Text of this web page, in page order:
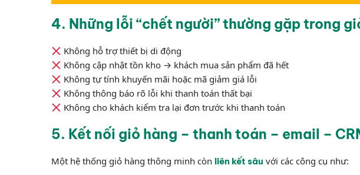
4. Những lỗi “chết người” thường gặp trong
Không hỗ trợ thiết bị di động
Không cập nhật tồn kho → khách mua sản phẩm đã hết
Không tự tính khuyến mãi hoặc mã giảm giá lỗi
Không thông báo rõ lỗi khi thanh toán thất bại
Không cho khách kiểm tra lại đơn trước khi thanh toán
5. Kết nối giỏ hàng – thanh toán – email –
Một hệ thống giỏ hàng thông minh còn liên kết sâu với các công cụ như: